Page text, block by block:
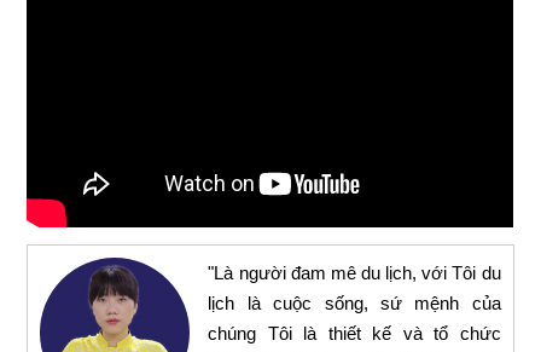
"Là người đam mê du lịch, với Tôi du
lịch là cuộc sống, sứ mệnh của
chúng Tôi là thiết kế và tổ chức